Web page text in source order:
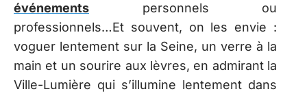
événements personnels ou
professionnels…Et souvent, on les envie :
voguer lentement sur la Seine, un verre à la
main et un sourire aux lèvres, en admirant la
Ville-Lumière qui s’illumine lentement dans